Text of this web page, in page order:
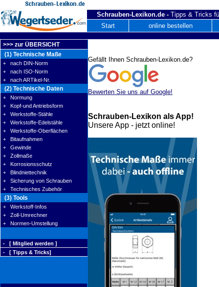
Schrauben-Lexikon.de - Tipps & Tricks
Start
online bestellen
>>> zur ÜBERSICHT
(1) Technische Maße
+ nach DIN-Norm
+ nach ISO-Norm
+ nach ARTikel-Nr.
(2) Technische Daten
+ Normung
+ Kopf-und Antriebsform
+ Werkstoffe-Stähle
+ Werkstoffe-Edelstähle
+ Werkstoffe-Oberflächen
+ Bitaufnahmen
+ Gewinde
+ Zollmaße
+ Korrosionsschutz
+ Blindniettechnik
+ Sicherung von Schrauben
+ Technisches Zubehör
(3) Tools
+ Werkstoff-Infos
+ Zoll-Umrechner
+ Normen-Umstellung
- [ Mitglied werden ]
- [ Tipps & Tricks]
Gefällt Ihnen Schrauben-Lexikon.de?
Bewerten Sie uns auf Google!
Schrauben-Lexikon als App!
Unsere App - jetzt online!